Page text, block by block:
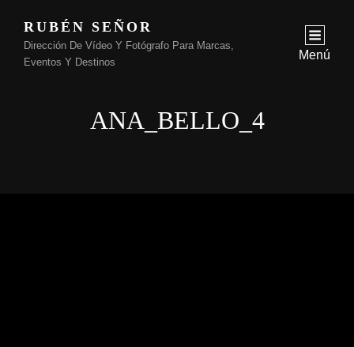
RUBÉN SEÑOR
Dirección De Vídeo Y Fotógrafo Para Marcas,
Eventos Y Destinos
Menú
ANA_BELLO_4